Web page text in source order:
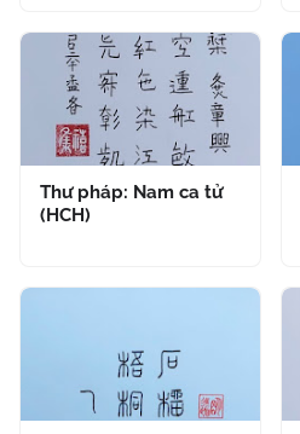
Thư pháp: Nam ca tử
(HCH)